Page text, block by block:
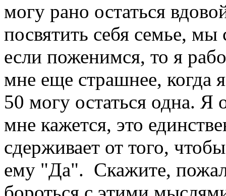
могу рано остаться
посвятить себя семье,
если поженимся, то я
мне еще страшнее, когда
50 могу остаться одна. Я
мне кажется, это
сдерживает от того,
ему "Да". Скажите,